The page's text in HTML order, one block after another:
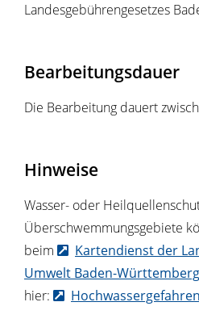
Landesgebührengesetzes
Bearbeitungsdauer
Die Bearbeitung dauert
Hinweise
Wasser- oder
Überschwemmungsgebiete
beim
Kartendienst der
Umwelt Baden-Württemberg
hier: